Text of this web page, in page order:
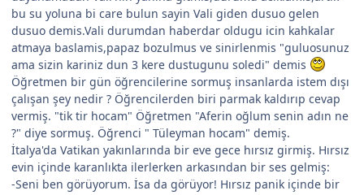
bu su yoluna bi care bulun sayin Vali giden dusuo gelen
dusuo demis.Vali durumdan haberdar oldugu icin kahkalar
atmaya baslamis,papaz bozulmus ve sinirlenmis "guluosunuz
ama sizin kariniz dun 3 kere dustugunu soledi" demis
Öğretmen bir gün öğrencilerine sormuş insanlarda istem dışı
çalışan şey nedir ? Öğrencilerden biri parmak kaldırıp cevap
vermiş. "tik tir hocam" Öğretmen "Aferin oğlum senin adın ne
?" diye sormuş. Öğrenci " Tüleyman hocam" demiş.
İtalya'da Vatikan yakınlarında bir eve gece hırsız girmiş. Hırsız
evin içinde karanlıkta ilerlerken arkasından bir ses gelmiş:
-Seni ben görüyorum. İsa da görüyor! Hırsız panik içinde bir